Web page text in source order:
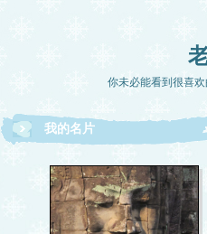
你未必能看到很喜
我的名片